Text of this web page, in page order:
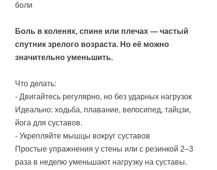
боли
Боль в коленях, спине или плечах — частый
спутник зрелого возраста. Но её можно
значительно уменьшить.
Что делать:
- Двигайтесь регулярно, но без ударных нагрузок
Идеально: ходьба, плавание, велосипед, тайцзи,
йога для суставов.
- Укрепляйте мышцы вокруг суставов
Простые упражнения у стены или с резинкой 2–3
раза в неделю уменьшают нагрузку на суставы.